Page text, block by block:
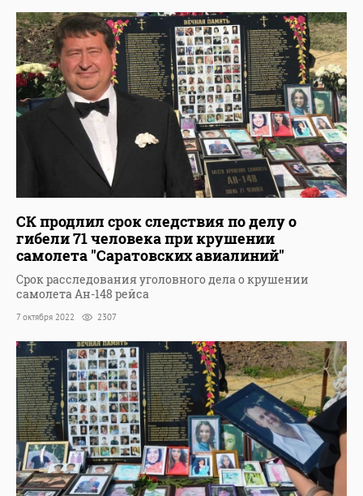
СК продлил срок следствия по делу о
гибели 71 человека при крушении
самолета "Саратовских авиалиний"
Срок расследования уголовного дела о крушении
самолета Ан-148 рейса
7 октября 2022 2307